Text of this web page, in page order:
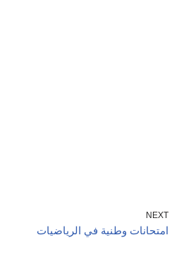
NEXT
امتحانات وطنية في الرياضيات